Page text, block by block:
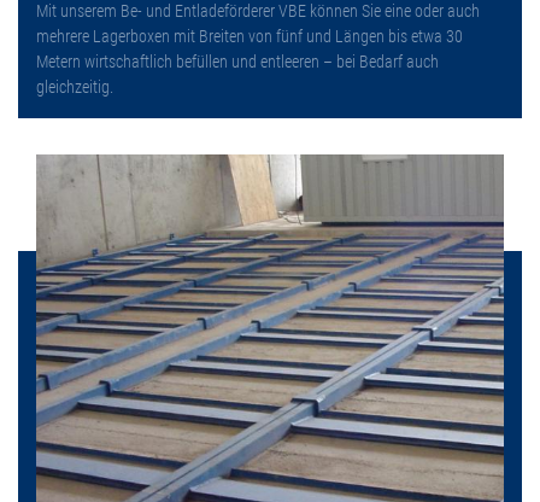
Mit unserem Be- und Entladeförderer VBE können Sie eine oder auch
mehrere Lagerboxen mit Breiten von fünf und Längen bis etwa 30
Metern wirtschaftlich befüllen und entleeren – bei Bedarf auch
gleichzeitig.